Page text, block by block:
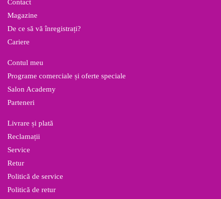
volum frumos la rădăcină, fără să încarce părul
Contact
Magazine
De ce să vă înregistrați?
Cariere
Contul meu
Programe comerciale și oferte speciale
Salon Academy
Parteneri
Livrare și plată
Reclamații
Service
Retur
Politică de service
Politică de retur